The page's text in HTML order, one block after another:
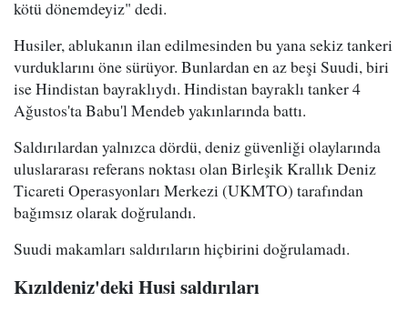
kötü dönemdeyiz" dedi.
Husiler, ablukanın ilan edilmesinden bu yana sekiz tankeri
vurduklarını öne sürüyor. Bunlardan en az beşi Suudi, biri
ise Hindistan bayraklıydı. Hindistan bayraklı tanker 4
Ağustos'ta Babu'l Mendeb yakınlarında battı.
Saldırılardan yalnızca dördü, deniz güvenliği olaylarında
uluslararası referans noktası olan Birleşik Krallık Deniz
Ticareti Operasyonları Merkezi (UKMTO) tarafından
bağımsız olarak doğrulandı.
Suudi makamları saldırıların hiçbirini doğrulamadı.
Kızıldeniz'deki Husi saldırıları